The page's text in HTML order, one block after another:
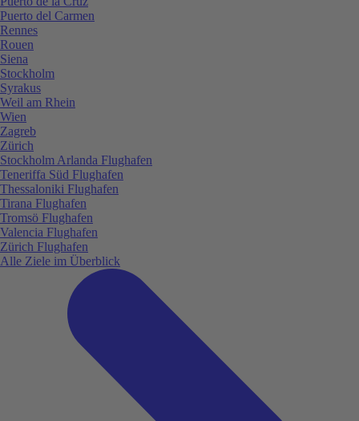
Puerto del Carmen
Rennes
Rouen
Siena
Stockholm
Syrakus
Weil am Rhein
Wien
Zagreb
Zürich
Stockholm Arlanda Flughafen
Teneriffa Süd Flughafen
Thessaloniki Flughafen
Tirana Flughafen
Tromsö Flughafen
Valencia Flughafen
Zürich Flughafen
Alle Ziele im Überblick